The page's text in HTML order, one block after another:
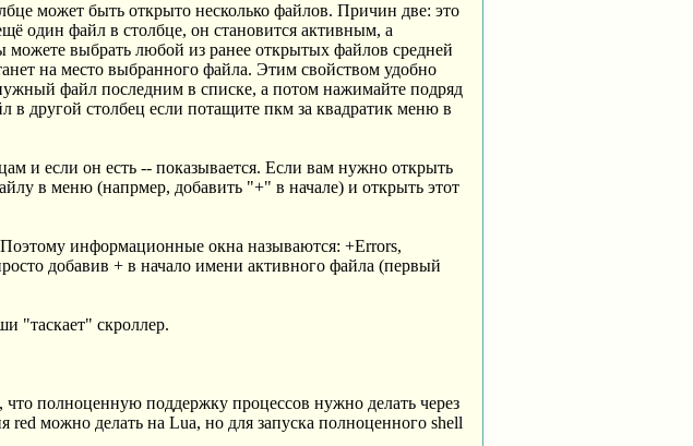
может быть открыто несколько файлов. Причин две: это
один файл в столбце, он становится активным, а
выбрать любой из ранее открытых файлов средней
на место выбранного файла. Этим свойством удобно
файл последним в списке, а потом нажимайте подряд
в другой столбец если потащите пкм за квадратик меню в
и если он есть -- показывается. Если вам нужно открыть
в меню (напрмер, добавить "+" в начале) и открыть этот
информационные окна называются: +Errors,
добавив + в начало имени активного файла (первый
"таскает" скроллер.
полноценную поддержку процессов нужно делать через
можно делать на Lua, но для запуска полноценного shell